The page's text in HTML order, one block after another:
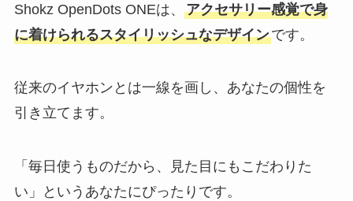
Shokz OpenDots ONEは、 アクセサリー感覚で身
に着けられるスタイリッシュなデザインです。
従来のイヤホンとは一線を画し、あなたの個性を
引き立てます。
「毎日使うものだから、見た目にもこだわりた
い」というあなたにぴったりです。